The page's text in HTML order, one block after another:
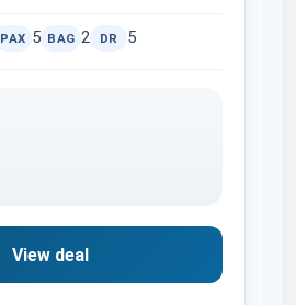
PAX 5 BAG 2 DR 5
View deal